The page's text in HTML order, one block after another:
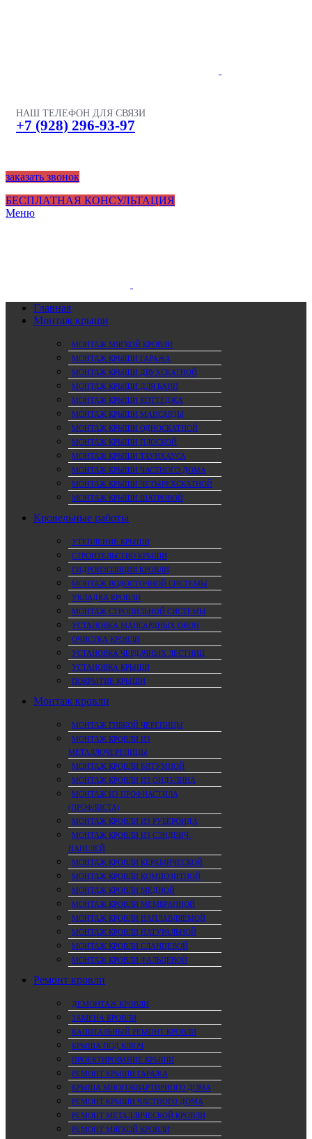
НАШ ТЕЛЕФОН ДЛЯ СВЯЗИ
+7 (928) 296-93-97
заказать звонок
БЕСПЛАТНАЯ КОНСУЛЬТАЦИЯ
Меню
Главная
Монтаж крыши
МОНТАЖ МЯГКОЙ КРОВЛИ
МОНТАЖ КРЫШИ ГАРАЖА
МОНТАЖ КРЫШИ ДВУХСКАТНОЙ
МОНТАЖ КРЫШИ ДЛЯ БАНИ
МОНТАЖ КРЫШИ КОТТЕДЖА
МОНТАЖ КРЫШИ МАНСАРДЫ
МОНТАЖ КРЫШИ ОДНОСКАТНОЙ
МОНТАЖ КРЫШИ ПЛОСКОЙ
МОНТАЖ КРЫШИ ТАУНХАУСА
МОНТАЖ КРЫШИ ЧАСТНОГО ДОМА
МОНТАЖ КРЫШИ ЧЕТЫРЕХСКАТНОЙ
МОНТАЖ КРЫШИ ШАТРОВОЙ
Кровельные работы
УТЕПЛЕНИЕ КРЫШИ
СТРОИТЕЛЬСТВО КРЫШИ
ГИДРОИЗОЛЯЦИЯ КРОВЛИ
МОНТАЖ ВОДОСТОЧНОЙ СИСТЕМЫ
УКЛАДКА КРОВЛИ
МОНТАЖ СТРОПИЛЬНОЙ СИСТЕМЫ
УСТАНОВКА МАНСАРДНЫХ ОКОН
ОЧИСТКА КРОВЛИ
УСТАНОВКА ЧЕРДАЧНЫХ ЛЕСТНИЦ
УСТАНОВКА КРЫШИ
ПОКРЫТИЕ КРЫШИ
Монтаж кровли
МОНТАЖ ГИБКОЙ ЧЕРЕПИЦЫ
МОНТАЖ КРОВЛИ ИЗ
МЕТАЛЛОЧЕРЕПИЦЫ
МОНТАЖ КРОВЛИ БИТУМНОЙ
МОНТАЖ КРОВЛИ ИЗ ОНДУЛИНА
МОНТАЖ ИЗ ПРОФНАСТИЛА
(ПРОФЛИСТА)
МОНТАЖ КРОВЛИ ИЗ РУБЕРОИДА
МОНТАЖ КРОВЛИ ИЗ СЭНДВИЧ-
ПАНЕЛЕЙ
МОНТАЖ КРОВЛИ КЕРАМИЧЕСКОЙ
МОНТАЖ КРОВЛИ КОМПОЗИТНОЙ
МОНТАЖ КРОВЛИ МЕДНОЙ
МОНТАЖ КРОВЛИ МЕМБРАННОЙ
МОНТАЖ КРОВЛИ НАПЛАВЛЯЕМОЙ
МОНТАЖ КРОВЛИ НАТУРАЛЬНОЙ
МОНТАЖ КРОВЛИ СЛАНЦЕВОЙ
МОНТАЖ КРОВЛИ ФАЛЬЦЕВОЙ
Ремонт кровли
ДЕМОНТАЖ КРОВЛИ
ЗАМЕНА КРОВЛИ
КАПИТАЛЬНЫЙ РЕМОНТ КРОВЛИ
КРЫША ПОД КЛЮЧ
ПРОЕКТИРОВАНИЕ КРЫШИ
РЕМОНТ КРЫШИ ГАРАЖА
КРЫША МНОГОКВАРТИРНОГО ДОМА
РЕМОНТ КРЫШИ ЧАСТНОГО ДОМА
РЕМОНТ МЕТАЛЛИЧЕСКОЙ КРОВЛИ
РЕМОНТ МЯГКОЙ КРОВЛИ